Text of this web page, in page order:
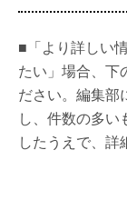
■「より詳しい
たい」場合、下
ださい。編集部
し、件数の多
したうえで、詳